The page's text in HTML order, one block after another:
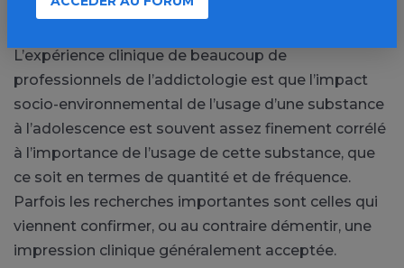
impact social
L’expérience clinique de beaucoup de
professionnels de l’addictologie est que l’impact
socio-environnemental de l’usage d’une substance
à l’adolescence est souvent assez finement corrélé
à l’importance de l’usage de cette substance, que
ce soit en termes de quantité et de fréquence.
Parfois les recherches importantes sont celles qui
viennent confirmer, ou au contraire démentir, une
impression clinique généralement acceptée.